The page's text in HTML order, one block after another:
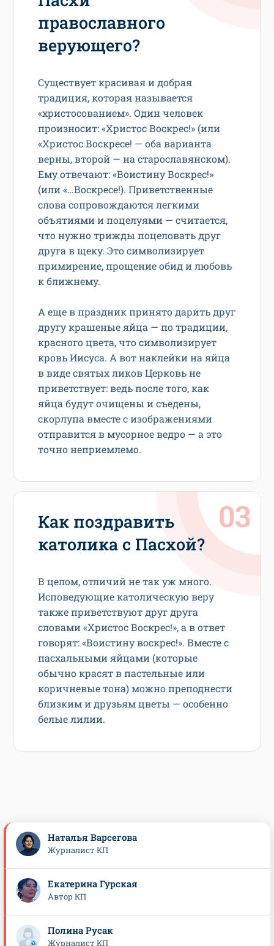
православного
верующего?
Существует красивая и добрая
традиция, которая называется
«христосованием». Один человек
произносит: «Христос Воскрес!» (или
«Христос Воскресе! — оба варианта
верны, второй — на старославянском).
Ему отвечают: «Воистину Воскрес!»
(или «…Воскресе!). Приветственные
слова сопровождаются легкими
объятиями и поцелуями — считается,
что нужно трижды поцеловать друг
друга в щеку. Это символизирует
примирение, прощение обид и любовь
к ближнему.
А еще в праздник принято дарить друг
другу крашеные яйца — по традиции,
красного цвета, что символизирует
кровь Иисуса. А вот наклейки на яйца
в виде святых ликов Церковь не
приветствует: ведь после того, как
яйца будут очищены и съедены,
скорлупа вместе с изображениями
отправится в мусорное ведро — а это
точно неприемлемо.
Как поздравить
католика с Пасхой?
В целом, отличий не так уж много.
Исповедующие католическую веру
также приветствуют друг друга
словами «Христос Воскрес!», а в ответ
говорят: «Воистину воскрес!». Вместе с
пасхальными яйцами (которые
обычно красят в пастельные или
коричневые тона) можно преподнести
близким и друзьям цветы — особенно
белые лилии.
Наталья Варсегова
Журналист КП
Екатерина Гурская
Автор КП
Полина Русак
Журналист КП